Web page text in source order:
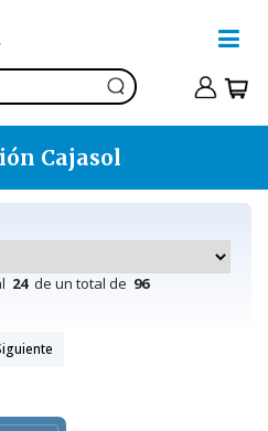
Cajasol
24de un total de 96